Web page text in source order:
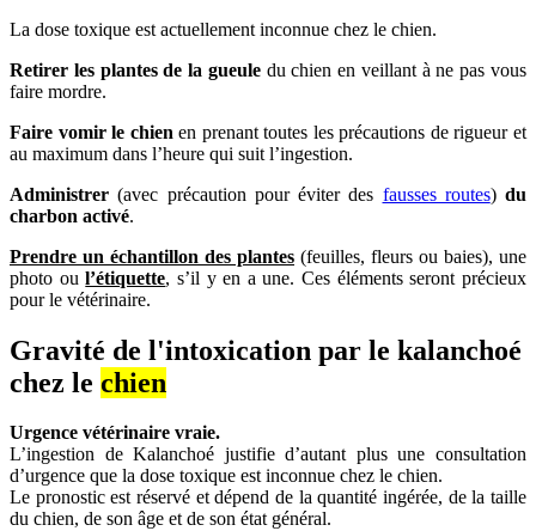
La dose toxique est actuellement inconnue chez le chien.
Retirer les plantes de la gueuledu chien en veillant à ne pas vous
faire mordre.
Faire vomir le chien en prenant toutes les précautions de rigueur et
au maximum dans l’heure qui suit l’ingestion.
Administrer (avec précaution pour éviter des fausses routes) du
charbon activé.
Prendre un échantillon des plantes (feuilles, fleurs ou baies), une
photo oul’étiquette, s’il y en a une. Ces éléments seront précieux
pour le vétérinaire.
Gravité de l'intoxication par le kalanchoé
chez le chien
Urgence vétérinaire vraie.
L’ingestion de Kalanchoé justifie d’autant plus une consultation
d’urgence que la dose toxique est inconnue chez le chien.
Le pronostic est réservé et dépend de la quantité ingérée, de la taille
du chien, de son âge et de son état général.